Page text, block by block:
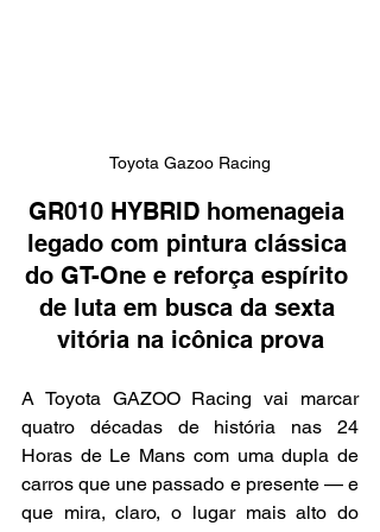
Toyota Gazoo Racing
GR010 HYBRID homenageia
legado com pintura clássica
do GT-One e reforça espírito
de luta em busca da sexta
vitória na icônica prova
A Toyota GAZOO Racing vai marcar
quatro décadas de história nas 24
Horas de Le Mans com uma dupla de
carros que une passado e presente — e
que mira, claro, o lugar mais alto do